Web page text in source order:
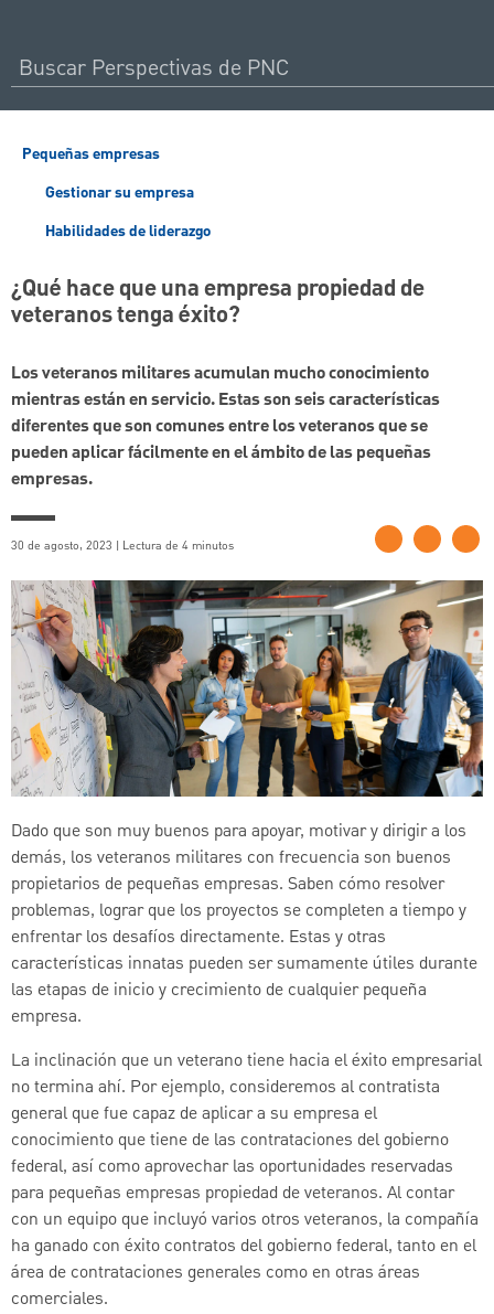
Pequeñas empresas
Gestionar su empresa
Habilidades de liderazgo
¿Qué hace que una empresa propiedad de
veteranos tenga éxito?
Los veteranos militares acumulan mucho conocimiento
mientras están en servicio. Estas son seis características
diferentes que son comunes entre los veteranos que se
pueden aplicar fácilmente en el ámbito de las pequeñas
empresas.
30 de agosto, 2023 | Lectura de 4 minutos
Dado que son muy buenos para apoyar, motivar y dirigir a los
demás, los veteranos militares con frecuencia son buenos
propietarios de pequeñas empresas. Saben cómo resolver
problemas, lograr que los proyectos se completen a tiempo y
enfrentar los desafíos directamente. Estas y otras
características innatas pueden ser sumamente útiles durante
las etapas de inicio y crecimiento de cualquier pequeña
empresa.
La inclinación que un veterano tiene hacia el éxito empresarial
no termina ahí. Por ejemplo, consideremos al contratista
general que fue capaz de aplicar a su empresa el
conocimiento que tiene de las contrataciones del gobierno
federal, así como aprovechar las oportunidades reservadas
para pequeñas empresas propiedad de veteranos. Al contar
con un equipo que incluyó varios otros veteranos, la compañía
ha ganado con éxito contratos del gobierno federal, tanto en el
área de contrataciones generales como en otras áreas
comerciales.